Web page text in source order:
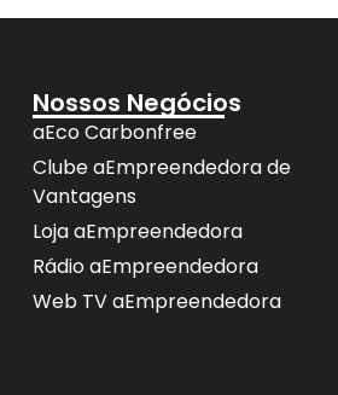
Nossos Negócios
aEco Carbonfree
Clube aEmpreendedora de
Vantagens
Loja aEmpreendedora
Rádio aEmpreendedora
Web TV aEmpreendedora